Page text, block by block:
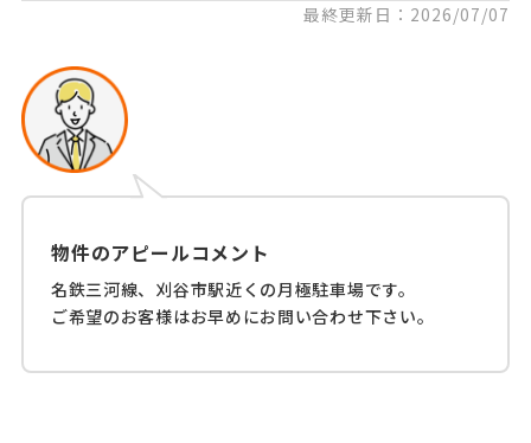
最終更新日：2026/07/07
物件のアピールコメント
名鉄三河線、刈谷市駅近くの月極駐車場です。
ご希望のお客様はお早めにお問い合わせ下さい。